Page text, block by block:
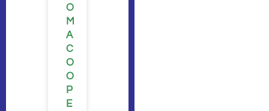
O
M
A
C
O
O
P
E